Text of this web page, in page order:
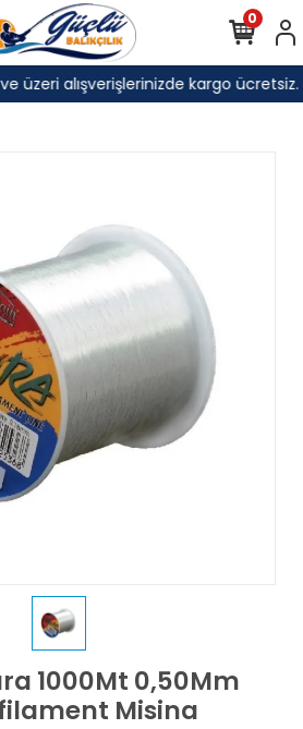
üzeri alışverişlerinizde kargo ücretsiz.
0
1000Mt 0,50Mm
Misina